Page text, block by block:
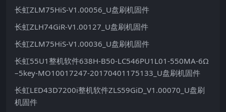
长虹ZLM75HiS-V1.00056_U盘刷机固件
长虹ZLH74GiR-V1.00127_U盘刷机固件
长虹ZLM75HiS-V1.00036_U盘刷机固件
长虹55U1整机软件638H-B50-LC546PU1L01-550MA-6Ω
–5key-MO10017247-20170401175133_U盘刷机固件
长虹LED43D7200i整机软件ZLS59GiD_V1.00070_U盘刷
机固件